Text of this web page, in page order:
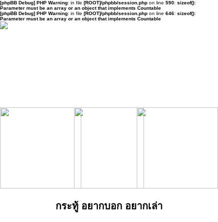
[phpBB Debug] PHP Warning: in file [ROOT]/phpbb/session.php on line 590: sizeof():
Parameter must be an array or an object that implements Countable
[phpBB Debug] PHP Warning: in file [ROOT]/phpbb/session.php on line 646: sizeof():
Parameter must be an array or an object that implements Countable
กระทู้ อยากบอก อยากเล่า